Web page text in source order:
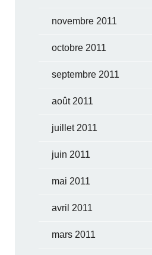
novembre 2011
octobre 2011
septembre 2011
août 2011
juillet 2011
juin 2011
mai 2011
avril 2011
mars 2011